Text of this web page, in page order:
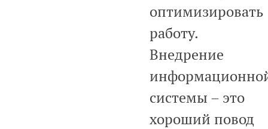
оптимизировать
работу.
Внедрение
системы – это
хороший повод